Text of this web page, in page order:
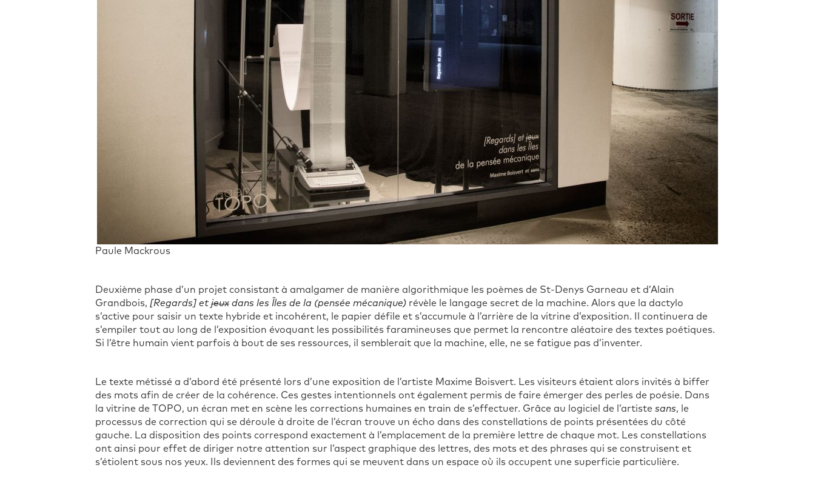
Paule Mackrous
Deuxième phase d’un projet consistant à amalgamer de manière algorithmique les poèmes de St-Denys Garneau et d’Alain
Grandbois, [Regards] et jeux dans les Îles de la (pensée mécanique) révèle le langage secret de la machine. Alors que la dactylo
s’active pour saisir un texte hybride et incohérent, le papier défile et s’accumule à l’arrière de la vitrine d’exposition. Il continuera de
s’empiler tout au long de l’exposition évoquant les possibilités faramineuses que permet la rencontre aléatoire des textes poétiques.
Si l’être humain vient parfois à bout de ses ressources, il semblerait que la machine, elle, ne se fatigue pas d’inventer.
Le texte métissé a d’abord été présenté lors d’une exposition de l’artiste Maxime Boisvert. Les visiteurs étaient alors invités à biffer
des mots afin de créer de la cohérence. Ces gestes intentionnels ont également permis de faire émerger des perles de poésie. Dans
la vitrine de TOPO, un écran met en scène les corrections humaines en train de s’effectuer. Grâce au logiciel de l’artiste sans, le
processus de correction qui se déroule à droite de l’écran trouve un écho dans des constellations de points présentées du côté
gauche. La disposition des points correspond exactement à l’emplacement de la première lettre de chaque mot. Les constellations
ont ainsi pour effet de diriger notre attention sur l’aspect graphique des lettres, des mots et des phrases qui se construisent et
s’étiolent sous nos yeux. Ils deviennent des formes qui se meuvent dans un espace où ils occupent une superficie particulière.